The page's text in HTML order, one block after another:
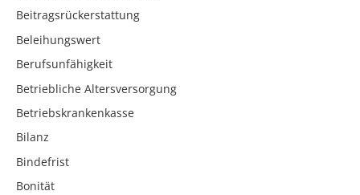
Beitragsrückerstattung
Beleihungswert
Berufsunfähigkeit
Betriebliche Altersversorgung
Betriebskrankenkasse
Bilanz
Bindefrist
Bonität